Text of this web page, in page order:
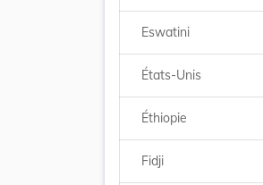
Eswatini
États-Unis
Éthiopie
Fidji